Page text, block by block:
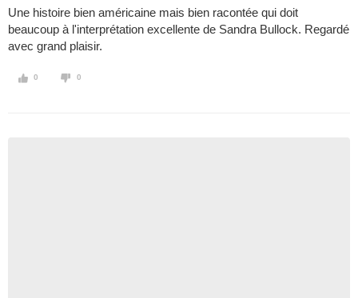
Une histoire bien américaine mais bien racontée qui doit
beaucoup à l'interprétation excellente de Sandra Bullock. Regardé
avec grand plaisir.
0 0